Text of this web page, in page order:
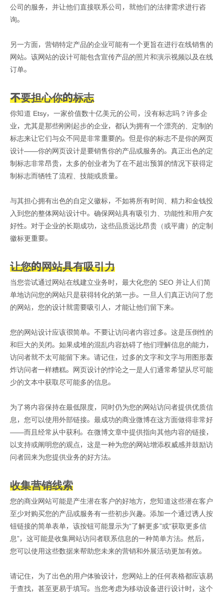
公司的服务，并让他们直接联系公司，就他们的法律需求进行咨
询。
另一方面，营销特定产品的企业可能有一个更旨在进行在线销售的
网站。该网站的设计可能包含宣传产品的照片和演示视频以及在线
订单。
不要担心你的标志
你知道 Etsy，一家价值数十亿美元的公司，没有标志吗？许多企
业，尤其是那些刚刚起步的企业，都认为拥有一个漂亮的、定制的
标志来让它们与众不同是非常重要的。但是你的标志不是你的网页
设计——你的网页设计是要销售你的产品或服务的。真正出色的定
制标志非常昂贵，太多的创业者为了在不超出预算的情况下获得定
制标志而牺牲了流程、技能或质量。
与其担心拥有出色的自定义徽标，不如将所有时间、精力和金钱投
入到您的整体网站设计中。确保网站具有吸引力、功能性和用户友
好性。对于企业的长期成功，这些品质远比昂贵（或平庸）的定制
徽标更重要。
让您的网站具有吸引力
当您尝试通过网站在线建立业务时，最大化您的 SEO 并让人们简
单地访问您的网站只是获得转化的第一步。一旦人们真正访问了您
的网站，您的设计就需要吸引人，才能让他们留下来。
您的网站设计应该很简单。不要让访问者内容过多。这是压倒性的
和巨大的关闭。如果成堆的混乱内容妨碍了他们理解信息的能力，
访问者就不太可能留下来。请记住，过多的文字和文字与用图形轰
炸访问者一样糟糕。网页设计的悖论之一是人们通常希望从尽可能
少的文本中获取尽可能多的信息。
为了将内容保持在最低限度，同时仍为您的网站访问者提供优质信
息，您可以使用外部链接。最成功的商业微博在这方面做得非常好
——而且经常从中获利。在微博文章中提供指向其他内容的链接，
以支持或阐明您的观点，这是一种为您的网站增添权威感并鼓励访
问者回来为您提供业务的好方法。
收集营销线索
您的商业网站可能是产生潜在客户的好地方，您知道这些潜在客户
至少对购买您的产品或服务有一些初步兴趣。添加一个通过诱人按
钮链接的简单表单，该按钮可能显示为“了解更多”或“获取更多信
息”，这可能是收集网站访问者联系信息的一种简单方法。然后，
您可以使用这些数据来帮助您未来的营销和外展活动更加有效。
请记住，为了出色的用户体验设计，您网站上的任何表格都应该易
于查找，甚至更易于填写。当您考虑为移动设备进行设计时，这个